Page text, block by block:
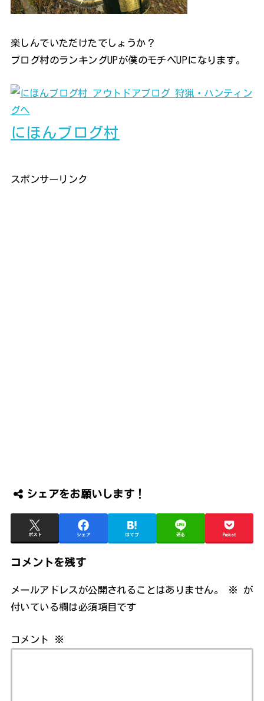
楽しんでいただけたでしょうか？
ブログ村のランキングUPが僕のモチベUPになります。
にほんブログ村
スポンサーリンク
シェアをお願いします！
ポスト シェア はてブ 送る Pocket
コメントを残す
メールアドレスが公開されることはありません。 ※
が
付いている欄は必須項目です
コメント ※